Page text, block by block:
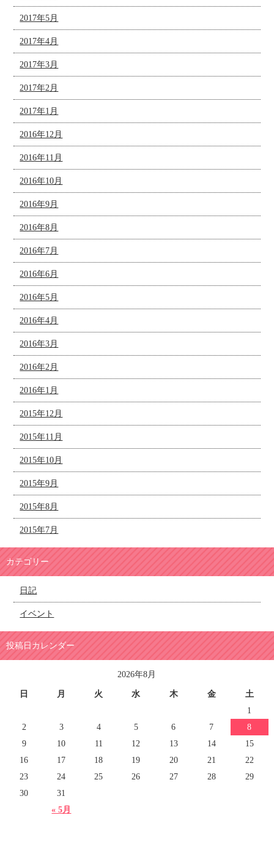
2017年5月
2017年4月
2017年3月
2017年2月
2017年1月
2016年12月
2016年11月
2016年10月
2016年9月
2016年8月
2016年7月
2016年6月
2016年5月
2016年4月
2016年3月
2016年2月
2016年1月
2015年12月
2015年11月
2015年10月
2015年9月
2015年8月
2015年7月
カテゴリー
日記
イベント
投稿日カレンダー
2026年8月
日 月 火 水 木 金 土
« 5月
1
2
3 4 5 6 7
8
9
10 11 12 13 14
15
16
17 18 19 20 21
22
23
24 25 26 27 28
29
30
31